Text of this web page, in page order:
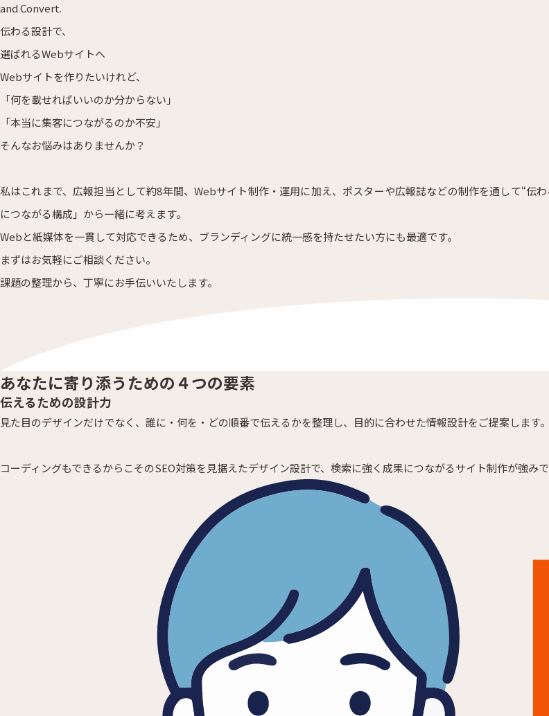
and Convert.
伝わる設計で、
選ばれるWebサイトへ
Webサイトを作りたいけれど、
「何を載せればいいのか分からない」
「本当に集客につながるのか不安」
そんなお悩みはありませんか？
私はこれまで、広報担当として約8年間、Webサイト制作・運用に加え、ポスターや広報誌などの制作を通して“伝
につながる構成」から一緒に考えます。
Webと紙媒体を一貫して対応できるため、ブランディングに統一感を持たせたい方にも最適です。
まずはお気軽にご相談ください。
課題の整理から、丁寧にお手伝いいたします。
あなたに寄り添う ための４つの要素
伝える ための設計力
見た目のデザインだけでなく、誰に・何を・どの順番で伝えるかを整理し、目的に合わせた情報設計をご提案します。
コーディングもできるからこそのSEO対策を見据えたデザイン設計で、検索に強く成果につながるサイト制作が強みで